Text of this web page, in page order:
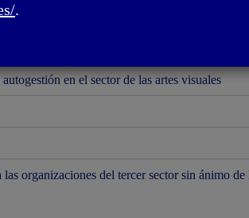
en el sector de las artes visuales
organizaciones del tercer sector sin ánimo de
.